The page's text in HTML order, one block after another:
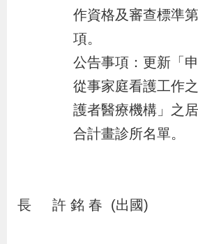
作資格及審查標準
項。
公告事項：更新「
從事家庭看護工作
護者醫療機構」之
合計畫診所名單。
長 許 銘 春 (出國)